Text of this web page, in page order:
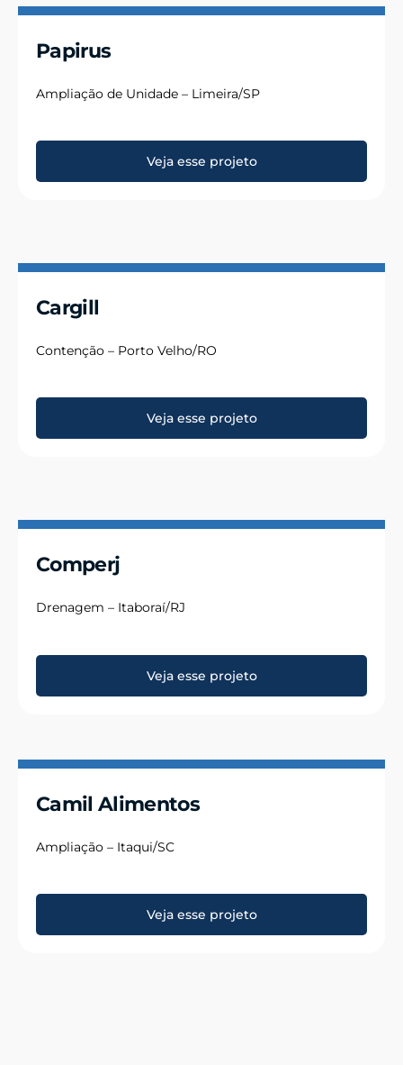
Papirus
Ampliação de Unidade – Limeira/SP
Veja esse projeto
Cargill
Contenção – Porto Velho/RO
Veja esse projeto
Comperj
Drenagem – Itaboraí/RJ
Veja esse projeto
Camil Alimentos
Ampliação – Itaqui/SC
Veja esse projeto